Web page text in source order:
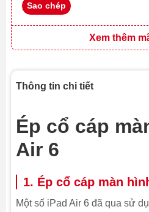
Sao chép
Xem thêm
Thông tin chi tiết
Ép cổ cáp
Air 6
1. Ép cổ cáp màn
Một số iPad Air 6 đã qua sử